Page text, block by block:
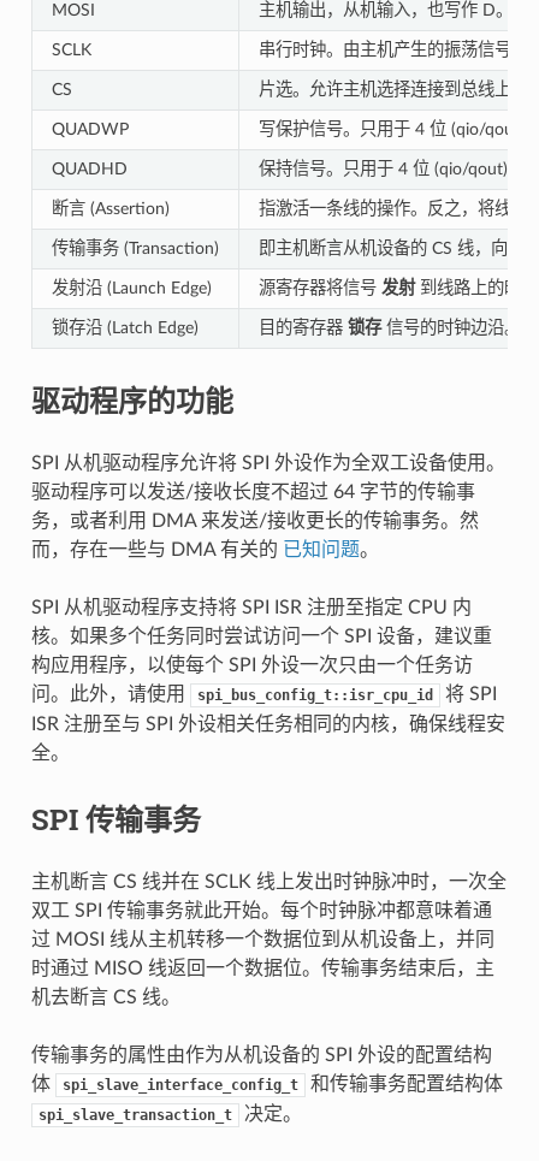
MOSI 主机输出，从机输入，也写作 D。数
SCLK 串行时钟。由主机产生的振荡信号，
CS 片选。允许主机选择连接到总线上的
QUADWP 写保护信号。只用于 4 位 (qio/qout)
QUADHD 保持信号。只用于 4 位 (qio/qout) 传
断言 (Assertion) 指激活一条线的操作。反之，将线
传输事务 (Transaction) 即主机断言从机设备的 CS 线，向从
发射沿 (Launch Edge) 源寄存器将信号 发射到线路上的时
锁存沿 (Latch Edge) 目的寄存器 锁存信号的时钟边沿。
驱动程序的功能
SPI 从机驱动程序允许将 SPI 外设作为全双工设备使用。
驱动程序可以发送/接收长度不超过 64 字节的传输事
务，或者利用 DMA 来发送/接收更长的传输事务。然
而，存在一些与 DMA 有关的 已知问题。
SPI 从机驱动程序支持将 SPI ISR 注册至指定 CPU 内
核。如果多个任务同时尝试访问一个 SPI 设备，建议重
构应用程序，以使每个 SPI 外设一次只由一个任务访
问。此外，请使用
spi_bus_config_t::isr_cpu_id
将 SPI
ISR 注册至与 SPI 外设相关任务相同的内核，确保线程安
全。
SPI 传输事务
主机断言 CS 线并在 SCLK 线上发出时钟脉冲时，一次全
双工 SPI 传输事务就此开始。每个时钟脉冲都意味着通
过 MOSI 线从主机转移一个数据位到从机设备上，并同
时通过 MISO 线返回一个数据位。传输事务结束后，主
机去断言 CS 线。
传输事务的属性由作为从机设备的 SPI 外设的配置结构
体
spi_slave_interface_config_t 和传输事务配置结构体
spi_slave_transaction_t 决定。